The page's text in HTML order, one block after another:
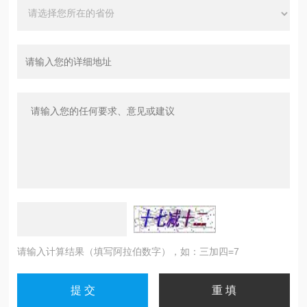
请输入计算结果（填写阿拉伯数字），如：三加四=7